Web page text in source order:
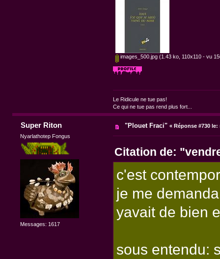
images_500.jpg (1.43 ko, 110x110 - vu
Le Ridicule ne tue pas!
Ce qui ne tue pas rend plus fort...
Super Riton
Nyarlathotep Fongus
Messages: 1617
"Plouet Fraci" «Réponse #730 le:
Citation de:
c'est
je me
yavait de bien
sous entendu: